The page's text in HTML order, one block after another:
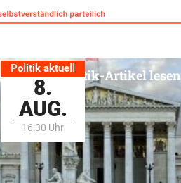
Politik aktuell
8.
AUG.
16:30 Uhr
Alle Politik-Artikel lesen